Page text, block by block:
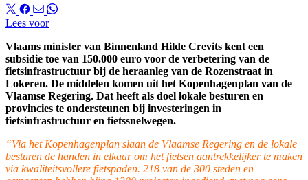
Lees voor
Vlaams minister van Binnenland Hilde Crevits kent een
subsidie toe van 150.000 euro voor de verbetering van de
fietsinfrastructuur bij de heraanleg van de Rozenstraat in
Lokeren. De middelen komen uit het Kopenhagenplan van de
Vlaamse Regering. Dat heeft als doel lokale besturen en
provincies te ondersteunen bij investeringen in
fietsinfrastructuur en fietssnelwegen.
“Via het Kopenhagenplan slaan de Vlaamse Regering en de lokale
besturen de handen in elkaar om het fietsen aantrekkelijker te maken
via kwaliteitsvollere fietspaden. 218 van de 300 steden en